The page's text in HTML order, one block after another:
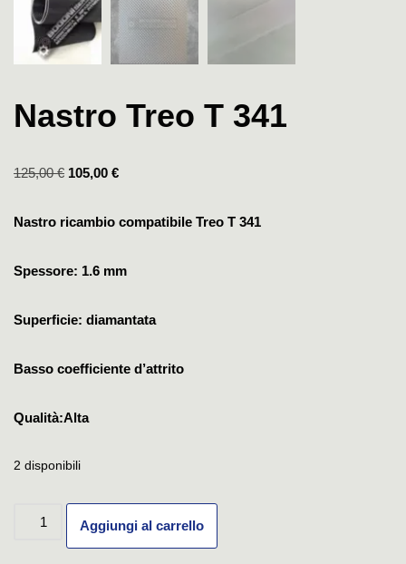
Nastro Treo T 341
125,00€ 105,00 €
Nastro ricambio compatibile Treo T 341
Spessore: 1.6 mm
Superficie: diamantata
Basso coefficiente d’attrito
Qualità:Alta
2 disponibili
Aggiungi al carrello